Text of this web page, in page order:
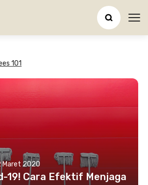
101
Maret 2020
19! Cara Efektif Menjaga